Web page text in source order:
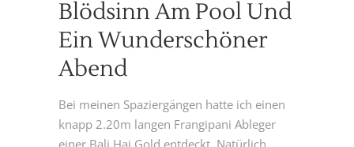
Blödsinn Am Pool Und
Ein Wunderschöner
Abend
Bei meinen Spaziergängen hatte ich einen
knapp 2.20m langen Frangipani Ableger